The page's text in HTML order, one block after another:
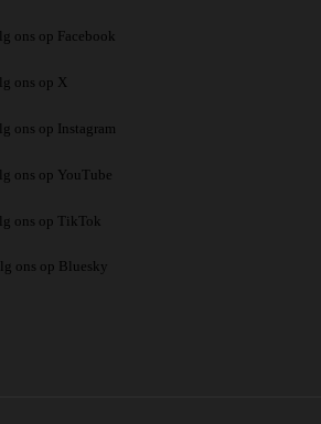
ons op Facebook
ons op X
ons op Instagram
ons op YouTube
ons op TikTok
ons op Bluesky